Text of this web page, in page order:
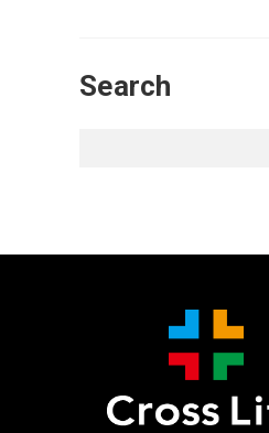
Search